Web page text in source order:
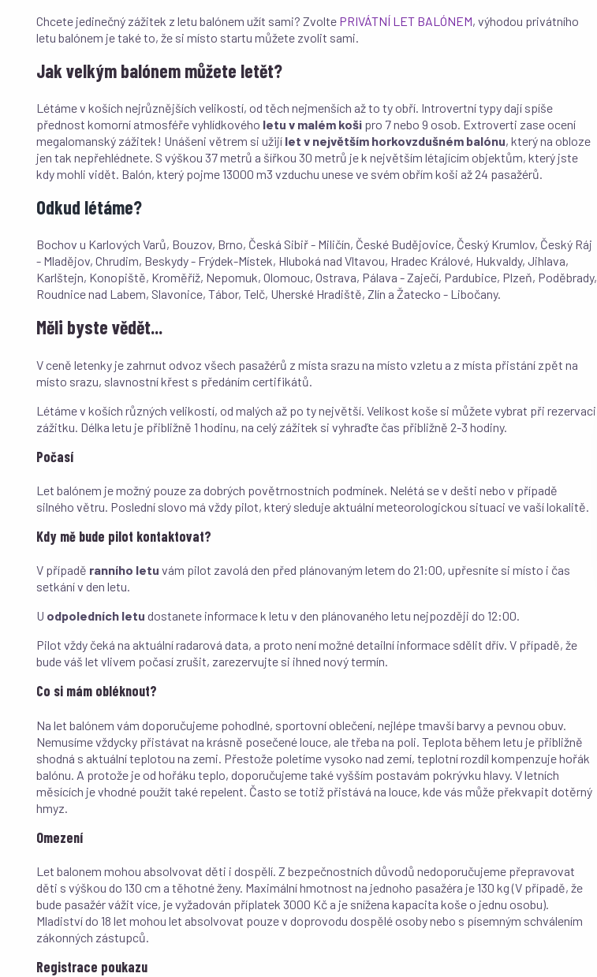
Chcete jedinečný zážitek z letu balónem užít sami? Zvolte PRIVÁTNÍ LET BALÓNEM, výhodou privátního
letu balónem je také to, že si místo startu můžete zvolit sami.
Jak velkým balónem můžete letět?
Létáme v koších nejrůznějších velikostí, od těch nejmenších až to ty obří. Introvertní typy dají spíše
přednost komorní atmosféře vyhlídkového letu v malém koši pro 7 nebo 9 osob. Extroverti zase ocení
megalomanský zážitek! Unášeni větrem si užijí let v největším horkovzdušném balónu, který na obloze
jen tak nepřehlédnete. S výškou 37 metrů a šířkou 30 metrů je k největším létajícím objektům, který jste
kdy mohli vidět. Balón, který pojme 13000 m3 vzduchu unese ve svém obřím koši až 24 pasažérů.
Odkud létáme?
Bochov u Karlových Varů, Bouzov, Brno, Česká Sibiř - Miličín, České Budějovice, Český Krumlov, Český Ráj
- Mladějov, Chrudim, Beskydy - Frýdek-Místek, Hluboká nad Vltavou, Hradec Králové, Hukvaldy, Jihlava,
Karlštejn, Konopiště, Kroměříž, Nepomuk, Olomouc, Ostrava, Pálava - Zaječí, Pardubice, Plzeň, Poděbrady,
Roudnice nad Labem, Slavonice, Tábor, Telč, Uherské Hradiště, Zlín a Žatecko - Libočany.
Měli byste vědět...
V ceně letenky je zahrnut odvoz všech pasažérů z místa srazu na místo vzletu a z místa přistání zpět na
místo srazu, slavnostní křest s předáním certifikátů.
Létáme v koších různých velikostí, od malých až po ty největší. Velikost koše si můžete vybrat při rezervaci
zážitku. Délka letu je přibližně 1 hodinu, na celý zážitek si vyhraďte čas přibližně 2-3 hodiny.
Počasí
Let balónem je možný pouze za dobrých povětrnostních podmínek. Nelétá se v dešti nebo v případě
silného větru. Poslední slovo má vždy pilot, který sleduje aktuální meteorologickou situaci ve vaší lokalitě.
Kdy mě bude pilot kontaktovat?
V případě ranního letu vám pilot zavolá den před plánovaným letem do 21:00, upřesníte si místo i čas
setkání v den letu.
U odpoledních letu dostanete informace k letu v den plánovaného letu nejpozději do 12:00.
Pilot vždy čeká na aktuální radarová data, a proto není možné detailní informace sdělit dřív. V případě, že
bude váš let vlivem počasí zrušit, zarezervujte si ihned nový termín.
Co si mám obléknout?
Na let balónem vám doporučujeme pohodlné, sportovní oblečení, nejlépe tmavší barvy a pevnou obuv.
Nemusíme vždycky přistávat na krásně posečené louce, ale třeba na poli. Teplota během letu je přibližně
shodná s aktuální teplotou na zemi. Přestože poletíme vysoko nad zemí, teplotní rozdíl kompenzuje hořák
balónu. A protože je od hořáku teplo, doporučujeme také vyšším postavám pokrývku hlavy. V letních
měsících je vhodné použít také repelent. Často se totiž přistává na louce, kde vás může překvapit dotěrný
hmyz.
Omezení
Let balonem mohou absolvovat děti i dospělí. Z bezpečnostních důvodů nedoporučujeme přepravovat
děti s výškou do 130 cm a těhotné ženy. Maximální hmotnost na jednoho pasažéra je 130 kg (V případě, že
bude pasažér vážit více, je vyžadován příplatek 3000 Kč a je snížena kapacita koše o jednu osobu).
Mladiství do 18 let mohou let absolvovat pouze v doprovodu dospělé osoby nebo s písemným schválením
zákonných zástupců.
Registrace poukazu